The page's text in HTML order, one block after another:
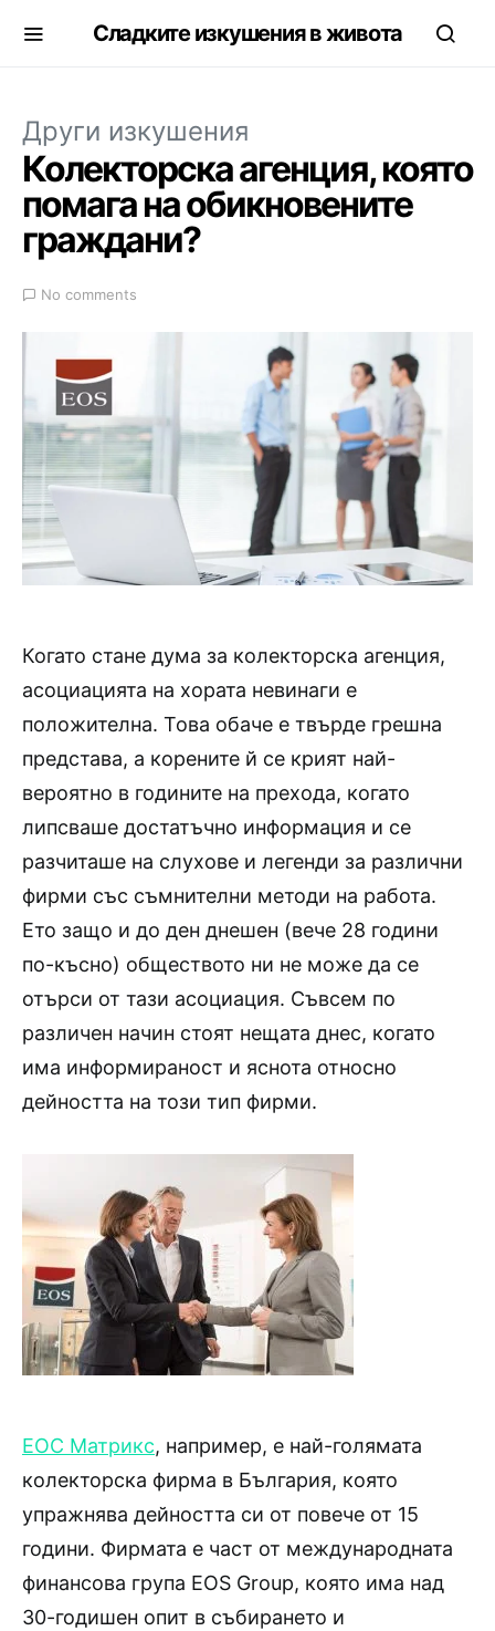
Сладките изкушения в живота
Други изкушения
Колекторска агенция, която
помага на обикновените
граждани?
No comments
Когато стане дума за колекторска агенция,
асоциацията на хората невинаги е
положителна. Това обаче е твърде грешна
представа, а корените й се крият най-
вероятно в годините на прехода, когато
липсваше достатъчно информация и се
разчиташе на слухове и легенди за различни
фирми със съмнителни методи на работа.
Ето защо и до ден днешен (вече 28 години
по-късно) обществото ни не може да се
отърси от тази асоциация. Съвсем по
различен начин стоят нещата днес, когато
има информираност и яснота относно
дейността на този тип фирми.
ЕОС Матрикс, например, е най-голямата
колекторска фирма в България, която
упражнява дейността си от повече от 15
години. Фирмата е част от международната
финансова група EOS Group, която има над
30-годишен опит в събирането и